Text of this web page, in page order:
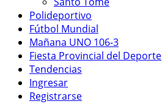
Polideportivo
Fútbol Mundial
Mañana UNO 106-3
Fiesta Provincial del Deporte
Tendencias
Ingresar
Registrarse